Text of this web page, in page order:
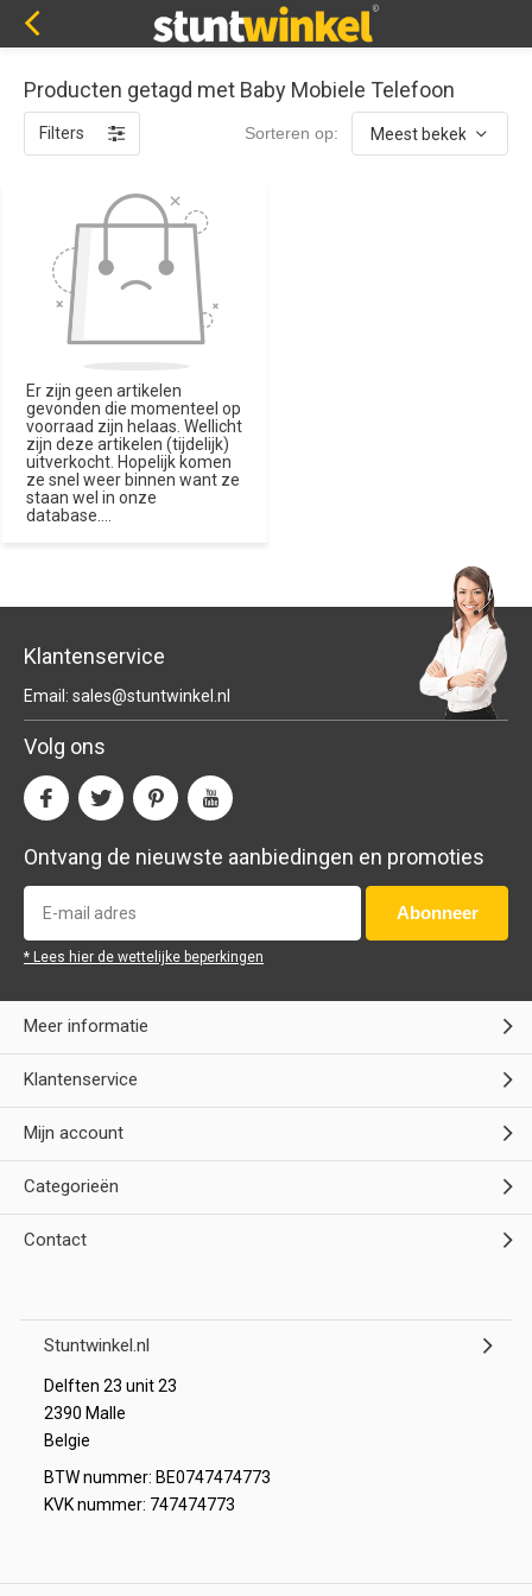
Producten getagd met Baby Mobiele Telefoon
Filters Sorteren op:
Er zijn geen artikelen
gevonden die momenteel op
voorraad zijn helaas. Wellicht
zijn deze artikelen (tijdelijk)
uitverkocht. Hopelijk komen
ze snel weer binnen want ze
staan wel in onze
database....
Klantenservice
Email: sales@stuntwinkel.nl
Volg ons
Ontvang de nieuwste aanbiedingen en promoties
Abonneer
* Lees hier de wettelijke beperkingen
Meer informatie
Klantenservice
Mijn account
Categorieën
Contact
Stuntwinkel.nl
Delften 23 unit 23
2390 Malle
Belgie
BTW nummer: BE0747474773
KVK nummer: 747474773